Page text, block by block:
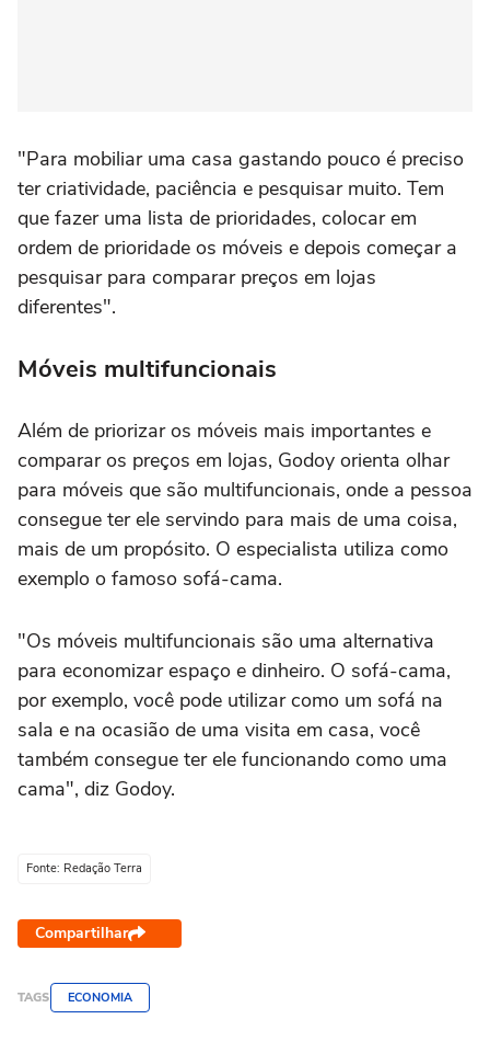
"Para mobiliar uma casa gastando pouco é preciso
ter criatividade, paciência e pesquisar muito. Tem
que fazer uma lista de prioridades, colocar em
ordem de prioridade os móveis e depois começar a
pesquisar para comparar preços em lojas
diferentes".
Móveis multifuncionais
Além de priorizar os móveis mais importantes e
comparar os preços em lojas, Godoy orienta olhar
para móveis que são multifuncionais, onde a pessoa
consegue ter ele servindo para mais de uma coisa,
mais de um propósito. O especialista utiliza como
exemplo o famoso sofá-cama.
"Os móveis multifuncionais são uma alternativa
para economizar espaço e dinheiro. O sofá-cama,
por exemplo, você pode utilizar como um sofá na
sala e na ocasião de uma visita em casa, você
também consegue ter ele funcionando como uma
cama", diz Godoy.
Fonte: Redação Terra
Compartilhar
TAGS ECONOMIA